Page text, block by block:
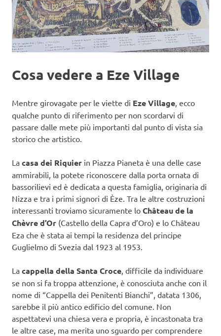
Cosa vedere a Eze Village
Mentre girovagate per le viette di Eze Village, ecco
qualche punto di riferimento per non scordarvi di
passare dalle mete più importanti dal punto di vista sia
storico che artistico.
La casa dei Riquier in Piazza Pianeta è una delle case
ammirabili, la potete riconoscere dalla porta ornata di
bassorilievi ed è dedicata a questa famiglia, originaria di
Nizza e tra i primi signori di Èze. Tra le altre costruzioni
interessanti troviamo sicuramente lo Château de la
Chèvre d’Or (Castello della Capra d’Oro) e lo Château
Eza che è stata ai tempi la residenza del principe
Guglielmo di Svezia dal 1923 al 1953.
La cappella della Santa Croce, difficile da individuare
se non si fa troppa attenzione, è conosciuta anche con il
nome di “Cappella dei Penitenti Bianchi”, datata 1306,
sarebbe il più antico edificio del comune. Non
aspettatevi una chiesa vera e propria, è incastonata tra
le altre case, ma merita uno sguardo per comprendere